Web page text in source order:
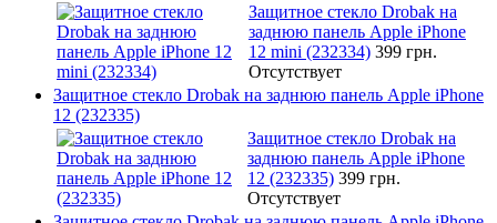
Защитное стекло Drobak на
заднюю панель Apple iPhone
12 mini (232334) 399 грн.
Отсутствует
Защитное стекло Drobak на заднюю панель Apple iPhone
12 (232335)
Защитное стекло Drobak на
заднюю панель Apple iPhone
12 (232335) 399 грн.
Отсутствует